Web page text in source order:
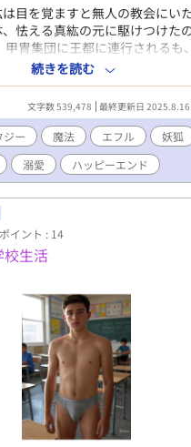
目を覚ますと無人の教会にい
怯える真紘の元に駆けつけた
甲冑集団に王都に連行されるも
くり終了。 異世界に来たけど、
びりライフの予定が、次々と事
人付き合いも、思春期のしがら
に勝てない銀髪真面目エルフと
長い、永い余生。 イチャラブ
ップリング固定 重盛(妖狐)×真
ジーからBLに変えました ※ム
公開
続きを読む
文字数 539,478 最終更新日 2025.8.16
ジー 魔法 エフル
妖狐
溺愛 ハッピーエンド
イント : 14
校生活